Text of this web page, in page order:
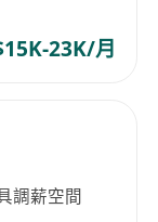
23K/月
調薪空間